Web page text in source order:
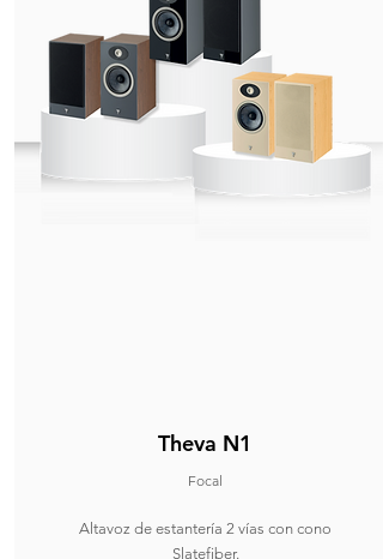
Theva N1
Focal
Altavoz de estantería 2 vías con cono
Slatefiber.